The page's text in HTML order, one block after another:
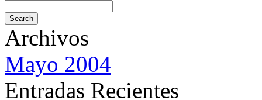
Archivos
Mayo 2004
Entradas Recientes